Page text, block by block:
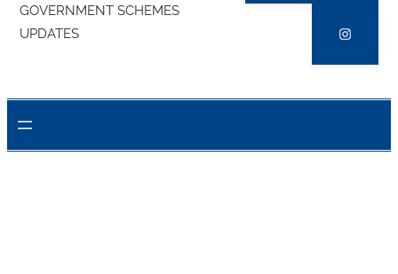
GOVERNMENT SCHEMES
UPDATES